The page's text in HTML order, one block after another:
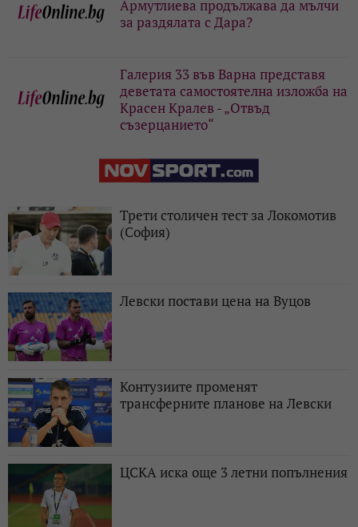
Армутлиева продължава да мълчи
за раздялата с Дара?
Галерия 33 във Варна представя
деветата самостоятелна изложба на
Красен Кралев - „Отвъд
съзерцанието“
Трети столичен тест за Локомотив
(София)
Левски постави цена на Вуцов
Контузиите променят
трансферните планове на Левски
ЦСКА иска още 3 летни попълнения